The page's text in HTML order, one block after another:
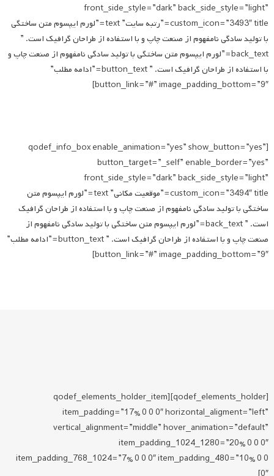
front_side_style=”dark” back_side_style=”light”
custom_icon=”3493″ title=”رتبه سایت” text=”لورم ایپسوم متن ساختگی
با تولید سادگی نامفهوم از صنعت چاپ و با استفاده از طراحان گرافیک است. ”
back_text=”لورم ایپسوم متن ساختگی با تولید سادگی نامفهوم از صنعت چاپ و
با استفاده از طراحان گرافیک است. ” button_text=”ادامه مطلب”
button_link=”#” image_padding_bottom=”9″]
[qodef_info_box enable_animation=”yes” show_button=”yes”
button_target=”_self” enable_border=”yes”
front_side_style=”dark” back_side_style=”light”
custom_icon=”3494″ title=”موقعیت مکانی” text=”لورم ایپسوم متن
ساختگی با تولید سادگی نامفهوم از صنعت چاپ و با استفاده از طراحان گرافیک
است. ” back_text=”لورم ایپسوم متن ساختگی با تولید سادگی نامفهوم از
صنعت چاپ و با استفاده از طراحان گرافیک است. ” button_text=”ادامه مطلب”
button_link=”#” image_padding_bottom=”9″]
[qodef_elements_holder][qodef_elements_holder_item
item_padding=”17% 0 0 0″ horizontal_aligment=”left”
vertical_alignment=”middle” hover_animation=”default”
item_padding_1024_1280=”20% 0 0 0″
item_padding_768_1024=”7% 0 0 0″ item_padding_480=”10% 0 0